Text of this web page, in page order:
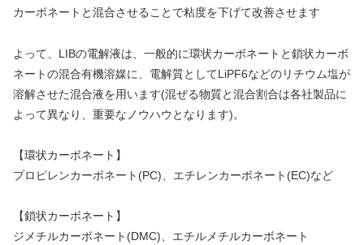
カーボネートと混合させることで粘度を下げて改善させます
よって、LIBの電解液は、一般的に環状カーボネートと鎖状カーボ
ネートの混合有機溶媒に、電解質としてLiPF6などのリチウム塩が
溶解させた混合液を用います(混ぜる物質と混合割合は各社製品に
よって異なり、重要なノウハウとなります)。
【環状カーボネート】
プロピレンカーボネート(PC)、エチレンカーボネート(EC)など
【鎖状カーボネート】
ジメチルカーボネート(DMC)、エチルメチルカーボネート